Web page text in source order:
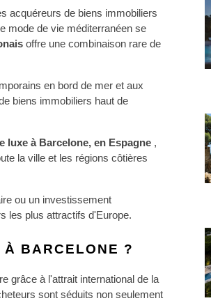
acquéreurs de biens immobiliers
mode de vie méditerranéen se
offre une combinaison rare de
en bord de mer et aux
biens immobiliers haut de
luxe à Barcelone, en Espagne ,
la ville et les régions côtières
ou un investissement
les plus attractifs d'Europe.
BARCELONE ?
grâce à l'attrait international de la
sont séduits non seulement